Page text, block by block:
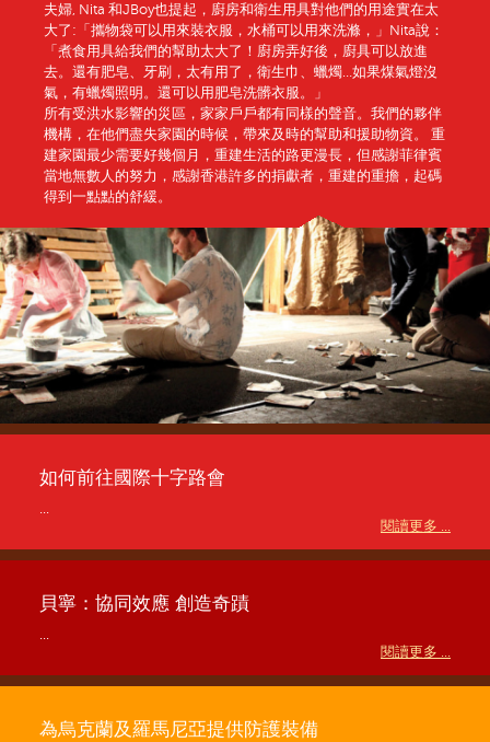
夫婦, Nita 和JBoy也提起，廚房和衛生用具對他們的用途實在太
大了:「攜物袋可以用來裝衣服，水桶可以用來洗滌，」Nita說：
「煮食用具給我們的幫助太大了！廚房弄好後，廚具可以放進
去。還有肥皂、牙刷，太有用了，衛生巾、蠟燭…如果煤氣燈沒
氣，有蠟燭照明。還可以用肥皂洗髒衣服。」
所有受洪水影響的災區，家家戶戶都有同樣的聲音。我們的夥伴
機構，在他們盡失家園的時候，帶來及時的幫助和援助物資。 重
建家園最少需要好幾個月，重建生活的路更漫長，但感謝菲律賓
當地無數人的努力，感謝香港許多的捐獻者，重建的重擔，起碼
得到一點點的舒緩。
如何前往國際十字路會
...
閱讀更多 ...
貝寧：協同效應 創造奇蹟
...
閱讀更多 ...
為烏克蘭及羅馬尼亞提供防護裝備